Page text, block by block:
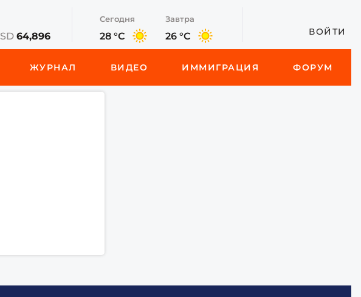
64,896
Сегодня
28 °C
Завтра
26 °C ВОЙТИ
ЖУРНАЛ ВИДЕО ИММИГРАЦИЯ ФОРУМ